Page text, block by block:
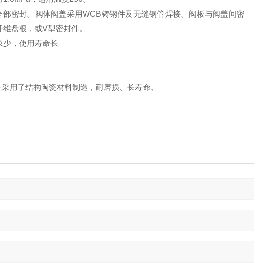
密封。阀体阀盖采用WCB铸钢件及无缝钢管焊接。阀板与阀盖间密
盘根，或V型密封件。
少，使用寿命长
用了结构陶瓷材料制造，耐磨损、长寿命。